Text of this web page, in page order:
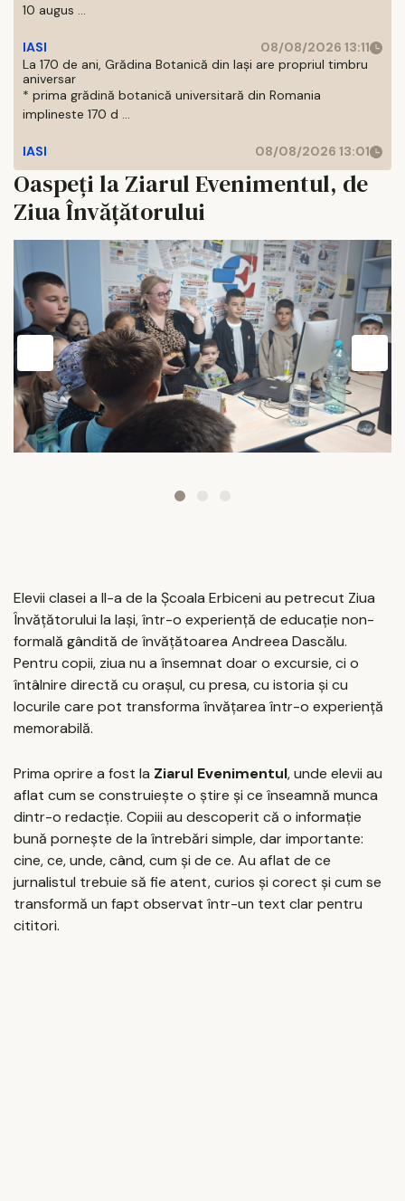
10 augus ...
IASI
08/08/2026 13:11
La 170 de ani, Grădina Botanică din Iași are propriul timbru
aniversar
* prima grădină botanică universitară din Romania
implineste 170 d ...
IASI 08/08/2026 13:01
Oaspeți la Ziarul Evenimentul, de
Ziua Învățătorului
Elevii clasei a II-a de la Școala Erbiceni au petrecut Ziua
Învățătorului la Iași, într-o experiență de educație non-
formală gândită de învățătoarea Andreea Dascălu.
Pentru copii, ziua nu a însemnat doar o excursie, ci o
întâlnire directă cu orașul, cu presa, cu istoria și cu
locurile care pot transforma învățarea într-o experiență
memorabilă.
Prima oprire a fost la Ziarul Evenimentul, unde elevii au
aflat cum se construiește o știre și ce înseamnă munca
dintr-o redacție. Copiii au descoperit că o informație
bună pornește de la întrebări simple, dar importante:
cine, ce, unde, când, cum și de ce. Au aflat de ce
jurnalistul trebuie să fie atent, curios și corect și cum se
transformă un fapt observat într-un text clar pentru
cititori.